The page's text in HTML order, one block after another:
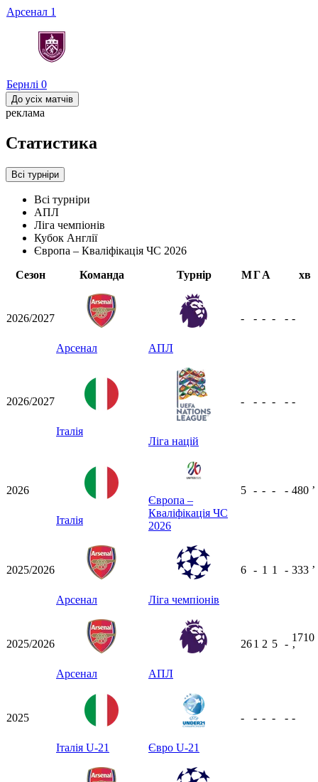
Арсенал 1
Бернлі 0
До усіх матчів
реклама
Статистика
Всі турніри
Всі турніри
АПЛ
Ліга чемпіонів
Кубок Англії
Європа – Кваліфікація ЧС 2026
Сезон
Команда Турнір МГА хв
2026/2027
Арсенал АПЛ
- - - - - -
2026/2027
Італія
Ліга націй
- - - - - -
2026
Італія
Європа –
Кваліфікація ЧС
2026
5 - - - - 480 ʼ
2025/2026
Арсенал Ліга чемпіонів
6 - 1 1 - 333 ʼ
2025/2026
Арсенал АПЛ
261 2 5 -
1710
ʼ
2025
Італія U-21 Євро U-21
- - - - - -